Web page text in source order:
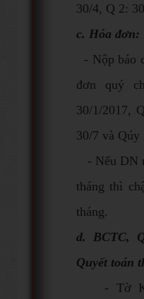
30/4, Q 2:
c. Hóa đơn:
- Nộp báo
đơn quý
30/1/2017,
30/7 và Qúy
- Nếu DN
tháng thì
tháng.
d. BCTC,
Quyết toán
- Tờ